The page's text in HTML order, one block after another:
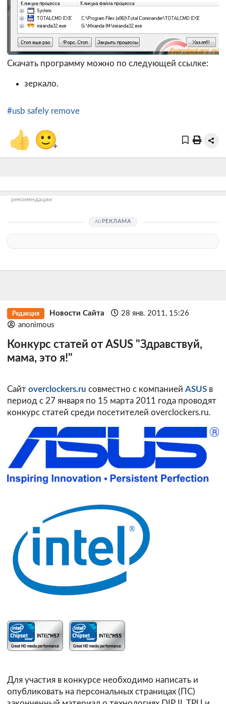
Скачать программу можно по следующей ссылке:
зеркало.
#usb safely remove
👍 🙂+
рекомендации
РЕКЛАМА
Редакция Новости Сайта
28 янв. 2011, 15:26
anonimous
Конкурс статей от ASUS "Здравствуй,
мама, это я!"
Сайт overclockers.ru совместно с компанией ASUS в
период с 27 января по 15 марта 2011 года проводят
конкурс статей среди посетителей overclockers.ru.
Для участия в конкурсе необходимо написать и
опубликовать на персональных страницах (ПС)